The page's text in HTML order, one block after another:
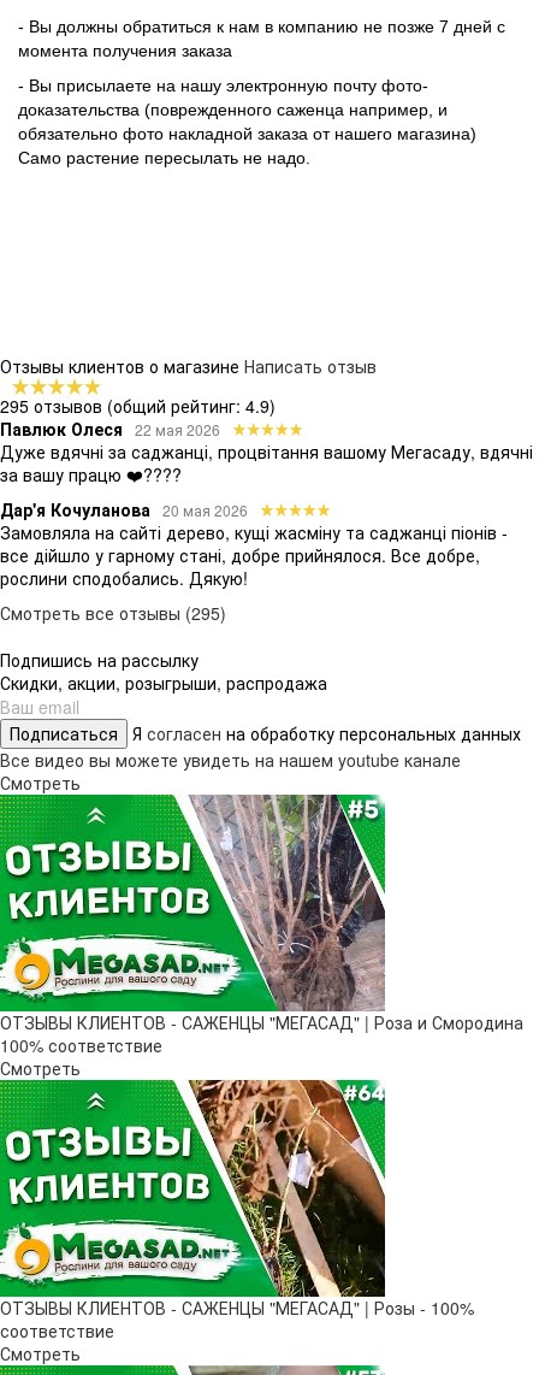
- Вы должны обратиться к нам в компанию не позже 7 дней с
момента получения заказа
- Вы присылаете на нашу электронную почту фото-
доказательства (поврежденного саженца например, и
обязательно фото накладной заказа от нашего магазина)
Само растение пересылать не надо.
Отзывы клиентов о магазине Написать отзыв
295 отзывов (общий рейтинг: 4.9)
Павлюк Олеся
22 мая 2026
Дуже вдячні за саджанці, процвітання вашому Мегасаду, вдячні
за вашу працю ❤️????
Дар'я Кочуланова
20 мая 2026
Замовляла на сайті дерево, кущі жасміну та саджанці піонів -
все дійшло у гарному стані, добре прийнялося. Все добре,
рослини сподобались. Дякую!
Смотреть все отзывы (295)
Подпишись на рассылку
Скидки, акции, розыгрыши, распродажа
Подписаться Я согласен на обработку персональных данных
Все видео вы можете увидеть на нашем youtube канале
Смотреть
ОТЗЫВЫ КЛИЕНТОВ - САЖЕНЦЫ "МЕГАСАД" | Роза и Смородина
100% соответствие
Смотреть
ОТЗЫВЫ КЛИЕНТОВ - САЖЕНЦЫ "МЕГАСАД" | Розы - 100%
соответствие
Смотреть